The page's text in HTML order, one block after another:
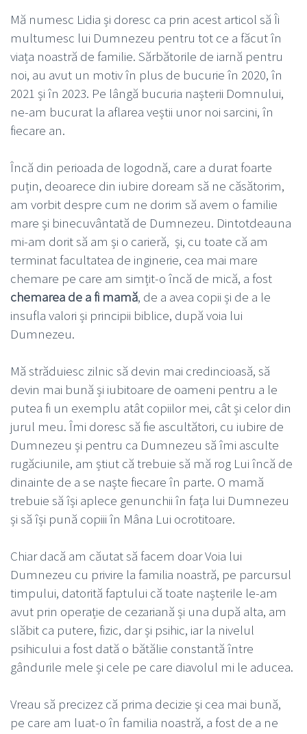
Mă numesc Lidia și doresc ca prin acest articol să Îi
multumesc lui Dumnezeu pentru tot ce a făcut în
viața noastră de familie. Sărbătorile de iarnă pentru
noi, au avut un motiv în plus de bucurie în 2020, în
2021 și în 2023. Pe lângă bucuria nașterii Domnului,
ne-am bucurat la aflarea veștii unor noi sarcini, în
fiecare an.
Încă din perioada de logodnă, care a durat foarte
puțin, deoarece din iubire doream să ne căsătorim,
am vorbit despre cum ne dorim să avem o familie
mare și binecuvântată de Dumnezeu. Dintotdeauna
mi-am dorit să am și o carieră, și, cu toate că am
terminat facultatea de inginerie, cea mai mare
chemare pe care am simțit-o încă de mică, a fost
chemarea de a fi mamă, de a avea copii și de a le
insufla valori și principii biblice, după voia lui
Dumnezeu.
Mă străduiesc zilnic să devin mai credincioasă, să
devin mai bună și iubitoare de oameni pentru a le
putea fi un exemplu atât copiilor mei, cât și celor din
jurul meu. Îmi doresc să fie ascultători, cu iubire de
Dumnezeu și pentru ca Dumnezeu să îmi asculte
rugăciunile, am știut că trebuie să mă rog Lui încă de
dinainte de a se naște fiecare în parte. O mamă
trebuie să își aplece genunchii în fața lui Dumnezeu
și să își pună copiii în Mâna Lui ocrotitoare.
Chiar dacă am căutat să facem doar Voia lui
Dumnezeu cu privire la familia noastră, pe parcursul
timpului, datorită faptului că toate nașterile le-am
avut prin operație de cezariană și una după alta, am
slăbit ca putere, fizic, dar și psihic, iar la nivelul
psihicului a fost dată o bătălie constantă între
gândurile mele și cele pe care diavolul mi le aducea.
Vreau să precizez că prima decizie și cea mai bună,
pe care am luat-o în familia noastră, a fost de a ne